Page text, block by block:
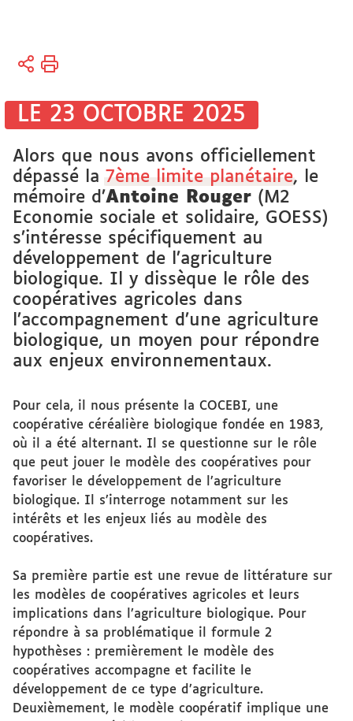
Vous
Accueil
Recherche
et
mémoires
en ligne
Mémoires
LE 23 OCTOBRE 2025
Alors que nous avons officiellement
dépassé la 7ème limite planétaire, le
mémoire d’Antoine Rouger (M2
Economie sociale et solidaire, GOESS)
s’intéresse spécifiquement au
développement de l’agriculture
biologique. Il y dissèque le rôle des
coopératives agricoles dans
l’accompagnement d’une agriculture
biologique, un moyen pour répondre
aux enjeux environnementaux.
Pour cela, il nous présente la COCEBI, une
coopérative céréalière biologique fondée en 1983,
où il a été alternant. Il se questionne sur le rôle
que peut jouer le modèle des coopératives pour
favoriser le développement de l’agriculture
biologique. Il s’interroge notamment sur les
intérêts et les enjeux liés au modèle des
coopératives.
Sa première partie est une revue de littérature sur
les modèles de coopératives agricoles et leurs
implications dans l’agriculture biologique. Pour
répondre à sa problématique il formule 2
hypothèses : premièrement le modèle des
coopératives accompagne et facilite le
développement de ce type d’agriculture.
Deuxièmement, le modèle coopératif implique une